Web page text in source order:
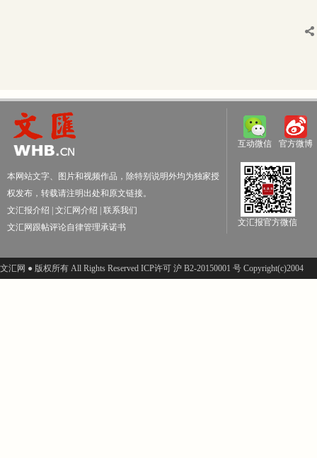
本网站文字、图片和视频作品，除特别说明外均为独家授
权发布，转载请注明出处和原文链接。
文汇报介绍
文汇网介绍
联系我们
文汇网跟帖评论自律管理承诺书
互动微信 官方微博
文汇报官方微信
文汇网 ● 版权所有 All Rights Reserved ICP许可 沪 B2-20150001 号 Copyright(c)2004